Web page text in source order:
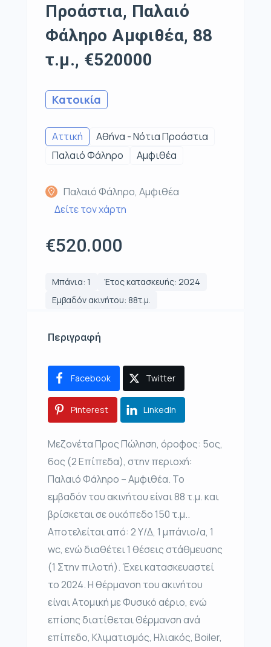
Προάστια, Παλαιό
Φάληρο Αμφιθέα, 88
τ.μ., €520000
Κατοικία
Αττική
Αθήνα - Νότια Προάστια
Παλαιό Φάληρο
Αμφιθέα
Παλαιό Φάληρο, Αμφιθέα
Δείτε τον χάρτη
€520.000
Μπάνια: 1
Έτος κατασκευής: 2024
Εμβαδόν ακινήτου: 88τ.μ.
Περιγραφή
Facebook Twitter
Pinterest LinkedIn
Μεζονέτα Προς Πώληση, όροφος: 5ος,
6ος (2 Επίπεδα), στην περιοχή:
Παλαιό Φάληρο – Αμφιθέα. Το
εμβαδόν του ακινήτου είναι 88 τ.μ. και
βρίσκεται σε οικόπεδο 150 τ.μ..
Αποτελείται από: 2 Υ/Δ, 1 μπάνιο/α, 1
wc, ενώ διαθέτει 1 θέσεις στάθμευσης
(1 Στην πιλοτή). Έχει κατασκευαστεί
το 2024. Η θέρμανση του ακινήτου
είναι Ατομική με Φυσικό αέριο, ενώ
επίσης διατίθεται Θέρμανση ανά
επίπεδο, Κλιματισμός, Ηλιακός, Boiler,